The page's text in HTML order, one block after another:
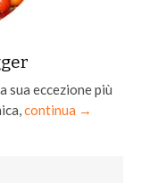
sua eccezione più
continua →